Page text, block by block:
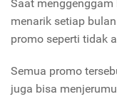
Saat
menarik setiap
promo seperti tidak
Semua promo
juga bisa